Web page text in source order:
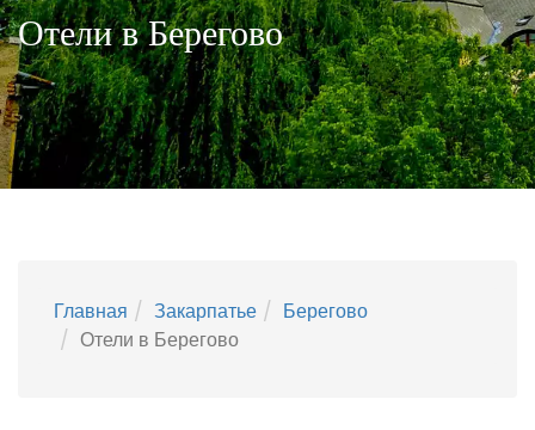
Отели в Берегово
Главная Закарпатье
Берегово
Отели в Берегово